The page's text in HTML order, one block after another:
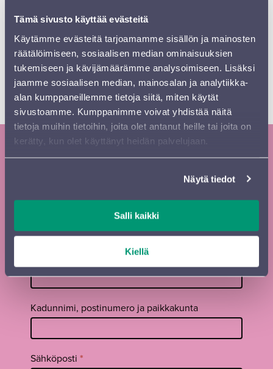
Tämä sivusto käyttää evästeitä
Käytämme evästeitä tarjoamamme sisällön ja mainosten
räätälöimiseen, sosiaalisen median ominaisuuksien
tukemiseen ja kävijämäärämme analysoimiseen. Lisäksi
jaamme sosiaalisen median, mainosalan ja analytiikka-
alan kumppaneillemme tietoja siitä, miten käytät
sivustoamme. Kumppanimme voivat yhdistää näitä
tietoja muihin tietoihin, joita olet antanut heille tai joita on
kerätty, kun olet käyttänyt heidän palvelujaan.
Näytä tiedot
Salli kaikki
Kiellä
Johdatus konserttiin -tilaisuuksissa syvennyttiin
keskustelu kansallissäveltäjän jälkeläisiltä.
Sibelius-festivaali täyttää ensi vuonna 25-vuotta ja
juhlavuoden teemana on sinfoniset syklit. Festivaali
järjestetään 29.-31.8.2023 Sibeliustalossa, liput tulevat
myyntiin 15.1.2024 Lippu.fi-myyntikanavissa.
Tilaa Sinfonia Lahden uutiskirje ja
footer FI
Kadunnimi, postinumero ja paikkakunta
Sähköposti *